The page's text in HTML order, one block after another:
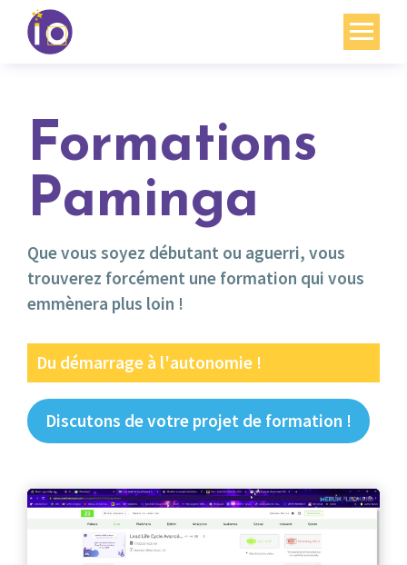
Nos expertises
Académie
Ressources
Agenda
Contact
English
Formations
Paminga
Que vous soyez débutant ou aguerri, vous
trouverez forcément une formation qui vous
emmènera plus loin !
Du démarrage à l'autonomie !
Discutons de votre projet de formation !